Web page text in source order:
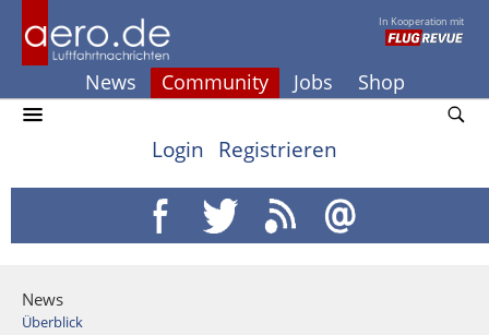
In Kooperation mit
News Community Jobs Shop
Login Registrieren
News
Überblick